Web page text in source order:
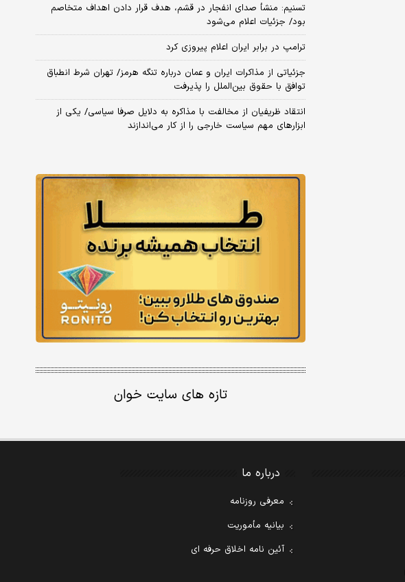
تسنیم: منشأ صدای انفجار در قشم، هدف قرار دادن اهداف متخاصم
بود/ جزئیات اعلام می‌شود
ترامپ در برابر ایران اعلام پیروزی کرد
جزئیاتی از مذاکرات ایران و عمان درباره تنگه هرمز/ تهران شرط انطباق
توافق با حقوق بین‌الملل را پذیرفت
انتقاد ظریفیان از مخالفت با مذاکره به دلایل صرفا سیاسی/ یکی از
ابزارهای مهم سیاست خارجی را از کار می‌اندازند
تازه های سایت خوان
درباره ما
معرفی روزنامه
بیانیه مأموریت
آئین نامه اخلاق حرفه ای